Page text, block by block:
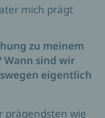
mich prägt
zu meinem
Wann sind wir
eigentlich
prägendsten wie